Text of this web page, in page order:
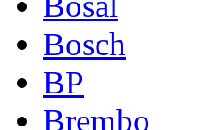
Bosch
BP
Brembo